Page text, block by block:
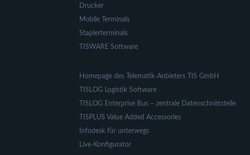
Drucker
Mobile Terminals
Staplerterminals
TISWARE Software
Homepage des Telematik-Anbieters TIS GmbH
TISLOG Logistik Software
TISLOG Enterprise Bus – zentrale Datenschnittstelle
TISPLUS Value Added Accessories
Infodesk für unterwegs
Live-Konfigurator